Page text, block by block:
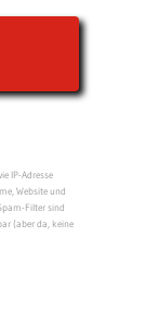
IP-Adresse
Website und
Filter sind
(aber da, keine